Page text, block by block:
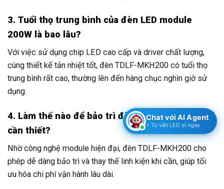
3. Tuổi thọ trung bình của đèn LED module
200W là bao lâu?
Với việc sử dụng chip LED cao cấp và driver chất lượng,
cùng thiết kế tản nhiệt tốt, đèn TDLF-MKH200 có tuổi thọ
trung bình rất cao, thường lên đến hàng chục nghìn giờ sử
dụng.
4. Làm thế nào để bảo trì đèn LED 200W này khi
cần thiết?
Nhờ công nghệ module hiện đại, đèn TDLF-MKH200 cho
phép dễ dàng bảo trì và thay thế linh kiện khi cần, giúp tối
ưu hóa chi phí vận hành lâu dài.
Chat với AI Agent
⚡ Tư vấn LED sỉ ngay